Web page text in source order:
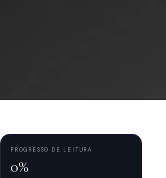
PROGRESSO DE LEITURA
0%